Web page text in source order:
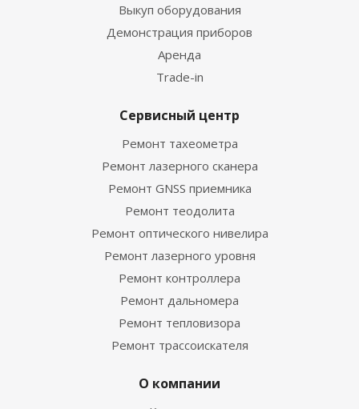
Выкуп оборудования
Демонстрация приборов
Аренда
Trade-in
Сервисный центр
Ремонт тахеометра
Ремонт лазерного сканера
Ремонт GNSS приемника
Ремонт теодолита
Ремонт оптического нивелира
Ремонт лазерного уровня
Ремонт контроллера
Ремонт дальномера
Ремонт тепловизора
Ремонт трассоискателя
О компании